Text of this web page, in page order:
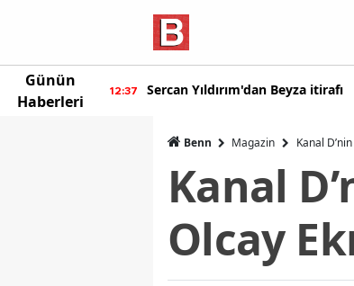
Günün
Haberleri
itirafı 12:20 Burcu Özberk geri döndü!
Benn Magazin Kanal
Kanal
Olcay